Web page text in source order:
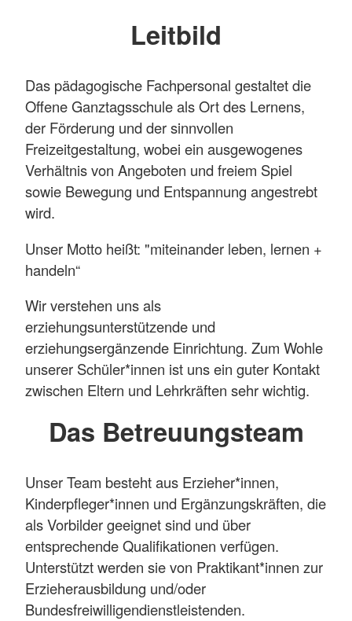
Leitbild
Das pädagogische Fachpersonal gestaltet die
Offene Ganztagsschule als Ort des Lernens,
der Förderung und der sinnvollen
Freizeitgestaltung, wobei ein ausgewogenes
Verhältnis von Angeboten und freiem Spiel
sowie Bewegung und Entspannung angestrebt
wird.
Unser Motto heißt: "miteinander leben, lernen +
handeln“
Wir verstehen uns als
erziehungsunterstützende und
erziehungsergänzende Einrichtung. Zum Wohle
unserer Schüler*innen ist uns ein guter Kontakt
zwischen Eltern und Lehrkräften sehr wichtig.
Das Betreuungsteam
Unser Team besteht aus Erzieher*innen,
Kinderpfleger*innen und Ergänzungskräften, die
als Vorbilder geeignet sind und über
entsprechende Qualifikationen verfügen.
Unterstützt werden sie von Praktikant*innen zur
Erzieherausbildung und/oder
Bundesfreiwilligendienstleistenden.